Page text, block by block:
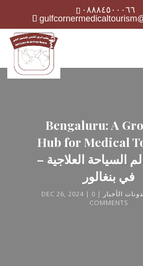
٠٨٨٨٤٥٠٠٠٦٦
Bengaluru: A
Hub for Medical
– أبرز معالم السياحة العلاجية
في بنغالور
DEC 26, 2024 الأخبار
0
COMMENTS